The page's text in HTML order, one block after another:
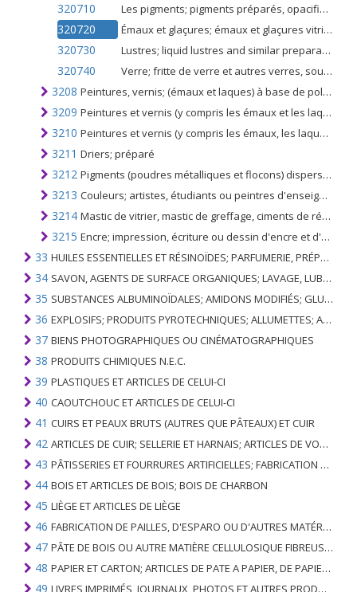
320710 Les pigments; pigments préparés, opacifiants, colorants et préparations similaires
320720 Émaux et glaçures; émaux et glaçures vitrifiables, engobes (glissements) et préparations similaires
320730 Lustres; liquid lustres and similar preparations
320740 Verre; fritte de verre et autres verres, sous forme de poudre, de granules ou de flocons
3208 Peintures, vernis; (émaux et laques) à base de polymères synthétiques ou de polymères naturels chimiquement modifiés, dispersés ou dissous dans un milieu non aqueux
3209 Peintures et vernis (y compris les émaux et les laques) à base de polymères naturels synthétiques ou modifiés chimiquement, dispersés ou dissous dans un milieu aqueux
3210 Peintures et vernis (y compris les émaux, les laques et les détrempes), à l'exclusion de ceux du n °. 3209, pigments à l'eau préparés des types utilisés pour le finissage du cuir
3211 Driers; préparé
3212 Pigments (poudres métalliques et flocons) dispersés dans des milieux non aqueux sous forme liquide ou pâteuse, tels qu'utilisés dans la fabrication de peintures (y compris les émaux); emboutissage des feuilles, des colorants, etc dans des formes, emballage pour la vente au détail
3213 Couleurs; artistes, étudiants ou peintres d'enseignes, modifiant les teintes, les couleurs d'amusement et similaires; en tablettes, tubes, bocaux, bouteilles, poêles ou sous formes ou emballages similaires
3214 Mastic de vitrier, mastic de greffage, ciments de résine, composés de calfeutrage et autres mastics; garnitures de peintres; produits de surfaçage non réfractaires pour façades, murs intérieurs, planchers, plafonds ou similaires
3215 Encre; impression, écriture ou dessin d'encre et d'autres encres; si concentré ou non
33 HUILES ESSENTIELLES ET RÉSINOÏDES; PARFUMERIE, PRÉPARATIONS COSMÉTIQUES OU DE TOILETTE
34 SAVON, AGENTS DE SURFACE ORGANIQUES; LAVAGE, LUBRIFICATION, POLISSAGE OU PRÉPARATION À L'ÉPURATION; CIRES ARTIFICIELLES OU PRÉPARÉES, BOUGIES ET ARTICLES SIMILAIRES, PÂTES À MODÉLISER, CIRES DENTAIRES ET PRÉPARATIONS DENTAIRES À BASE DE PLÂTRE
35 SUBSTANCES ALBUMINOÏDALES; AMIDONS MODIFIÉS; GLUES; ENZYMES
36 EXPLOSIFS; PRODUITS PYROTECHNIQUES; ALLUMETTES; ALLIAGES PYROPHORIQUES; CERTAINES PRÉPARATIONS COMBUSTIBLES
37 BIENS PHOTOGRAPHIQUES OU CINÉMATOGRAPHIQUES
38 PRODUITS CHIMIQUES N.E.C.
39 PLASTIQUES ET ARTICLES DE CELUI-CI
40 CAOUTCHOUC ET ARTICLES DE CELUI-CI
41 CUIRS ET PEAUX BRUTS (AUTRES QUE PÂTEAUX) ET CUIR
42 ARTICLES DE CUIR; SELLERIE ET ​​HARNAIS; ARTICLES DE VOYAGE, SACS À MAIN ET RÉCIPIENTS ANALOGUES; ARTICLES DE GUT ANIMAL (AUTRE QUE GUT DE SOIE-VERT)
43 PÂTISSERIES ET FOURRURES ARTIFICIELLES; FABRICATION DE CELLES-CI
44 BOIS ET ARTICLES DE BOIS; BOIS DE CHARBON
45 LIÈGE ET ARTICLES DE LIÈGE
46 FABRICATION DE PAILLES, D'ESPARO OU D'AUTRES MATÉRIAUX DE COULÉE; BASKETWARE ET WICKERWORK
47 PÂTE DE BOIS OU AUTRE MATIÈRE CELLULOSIQUE FIBREUSE; PAPIER OU CARTON RÉCUPÉRÉ (DÉCHETS ET DÉCHETS)
48 PAPIER ET CARTON; ARTICLES DE PATE A PAPIER, DE PAPIER OU DE CARTON
49 LIVRES IMPRIMÉS, JOURNAUX, PHOTOS ET AUTRES PRODUITS DE L'INDUSTRIE DE L'IMPRIMERIE; MANUSCRITS, TYPESCRIPTS ET PLANS